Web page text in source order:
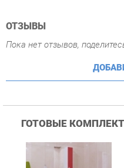
ГОТОВЫЕ КОМПЛЕКТЫ
Комплект мебели для
ванной Corozo Koral
Колор 50 Красный